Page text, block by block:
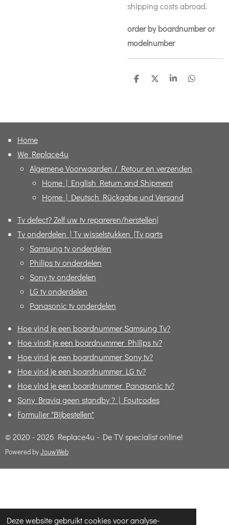
Deze website gebruikt cookies voor analyse-
shipping costs abroad.
order by boardnumber or
modelnumber
D
D
S
D
Home
We Replace4u
Algemene Voorwaarden / Retour en verzenden
Home | English Return and Shipment
Home | Deutsch Rückgabe und Versand
Tv defect? Zelf uw tv repareren/herstellen|
Tv onderdelen | Tv wisselstukken |Tv parts
Samsung tv onderdelen
Philips tv onderdelen
Sony tv onderdelen
LG tv onderdelen
Panasonic tv onderdelen
Hoe vind je een boardnummer Samsung Tv?
Hoe vindt je een boardnummer Philips tv?
Hoe vind je een boardnummer Sony tv?
Hoe vind je een boardnummer LG tv?
Hoe vind je een boardnummer Panasonic tv?
Sony Bravia geen standby ? | Foutcodes
Formulier "Bijbestellen"
© 2020 - 2026 Replace4u - De TV specialist online!
Powered byJouwWeb